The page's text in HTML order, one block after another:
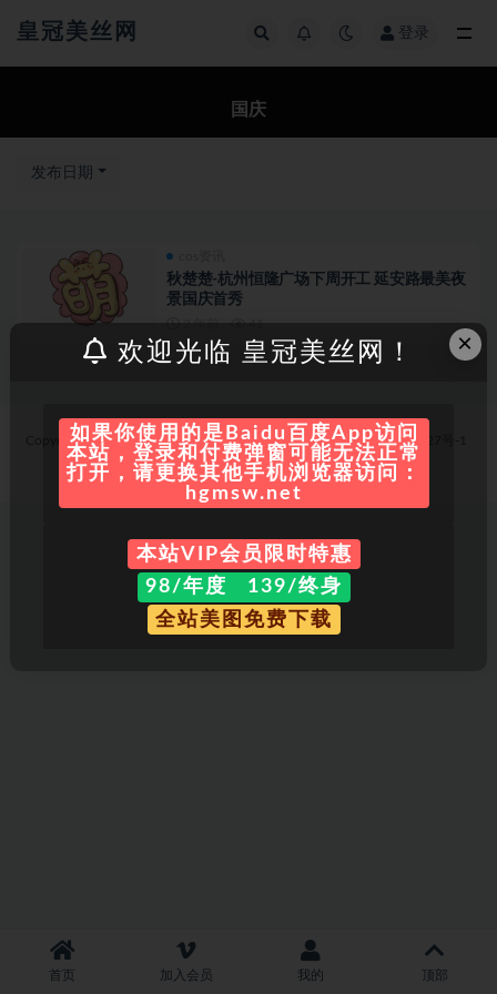
皇冠美丝网 登录
国庆
发布日期
秋楚楚-杭州恒隆广场下周开工 延安路最美夜
景国庆首秀
2 年前 41
Copyright © 2021 皇冠美丝网 - All rights reserved 冀ICP备07500027号-1
京公网安备中
首页 加入会员 我的 顶部
×
欢迎光临 皇冠美丝网！
如果你使用的是Baidu百度App访问
本站，登录和付费弹窗可能无法正常
打开，请更换其他手机浏览器访问：
hgmsw.net
本站VIP会员限时特惠
98/年度 139/终身
全站美图免费下载